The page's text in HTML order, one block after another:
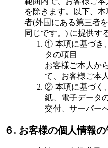
を除きます。以下、
者(外国にある第三者
同じです。) に提供す
① 本項に基づき
タの項目
お客様ご本人か
て、お客様ご本
② 本項に基づく
紙、電子データ
交付、サーバー
６. お客様の個人情報